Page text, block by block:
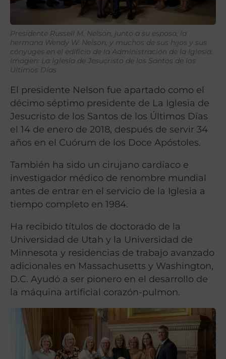
Presidente Russell M. Nelson, junto a su esposa, la
hermana Wendy W. Nelson, y muchos de sus hijos y sus
cónyuges en el edificio de la Administración de la Iglesia.
Imagen: La Iglesia de Jesucristo de los Santos de los
Últimos Días
El presidente Nelson fue apartado como el
décimo séptimo presidente de La Iglesia de
Jesucristo de los Santos de los Últimos Días
el 14 de enero de 2018, después de servir 34
años en el Cuórum de los Doce Apóstoles.
También ha sido un cirujano cardíaco e
investigador médico de renombre mundial
antes de entrar en el servicio de la Iglesia a
tiempo completo en 1984.
Ha recibido títulos de doctorado de la
Universidad de Utah y la Universidad de
Minnesota y residencias de trabajo avanzado
adicionales en Massachusetts y Washington,
D.C. Ayudó a ser pionero en el desarrollo de
la máquina artificial corazón-pulmon.